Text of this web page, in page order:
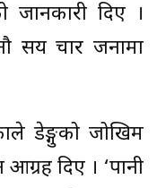
दिए ।
सय चार जनामा
डेङ्गुको जोखिम
दिए । ‘पानी